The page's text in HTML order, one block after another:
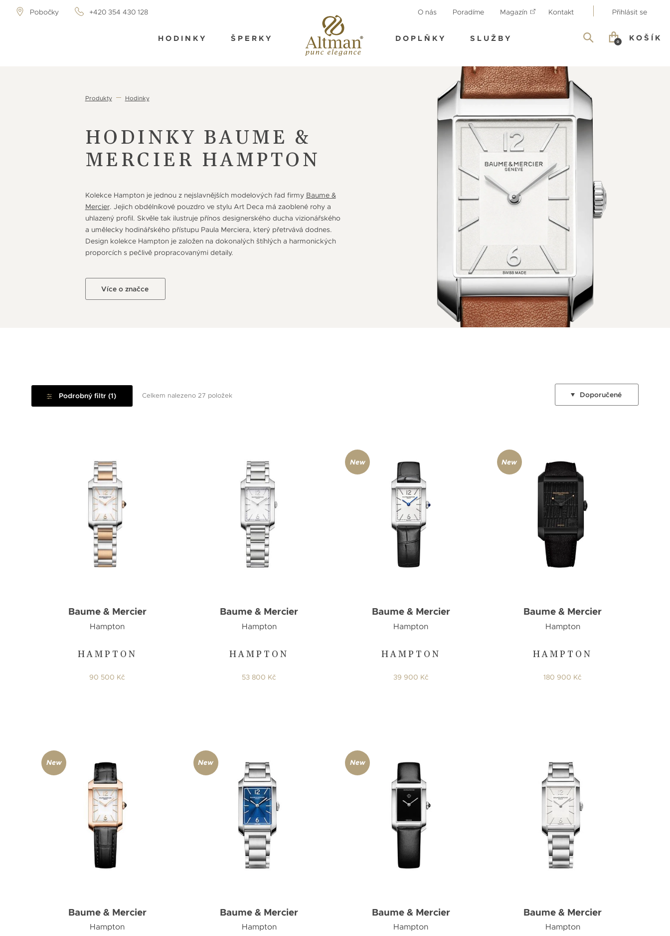
Pobočky +420 354 430 128 O nás Poradíme Magazín Kontakt Přihlásit se
HODINKY ŠPERKY DOPLŇKY SLUŽBY KOŠÍK
0
Produkty Hodinky
HODINKY BAUME &
MERCIER HAMPTON
Kolekce Hampton je jednou z nejslavnějších modelových řad firmy Baume &
Mercier. Jejich obdélníkové pouzdro ve stylu Art Deca má zaoblené rohy a
uhlazený profil. Skvěle tak ilustruje přínos designerského ducha vizionářského
a umělecky hodinářského přístupu Paula Merciera, který přetrvává dodnes.
Design kolekce Hampton je založen na dokonalých štíhlých a harmonických
proporcích s pečlivě propracovanými detaily.
Více o značce
Podrobný filtr (1) Celkem nalezeno 27 položek Doporučené
HAMPTON
Baume & Mercier
Hampton
90 500 Kč
HAMPTON
Baume & Mercier
Hampton
53 800 Kč
HAMPTON
Baume & Mercier
Hampton
39 900 Kč
New
HAMPTON
Baume & Mercier
Hampton
180 900 Kč
New
Baume & Mercier
Hampton
New
Baume & Mercier
Hampton
New
Baume & Mercier
Hampton
New
Baume & Mercier
Hampton